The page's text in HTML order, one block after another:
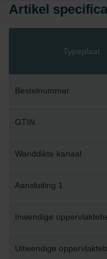
Artikel
Typeplaat
Bestelnummer
GTIN
Wanddikte kanaal
Aansluiting 1
Inwendige
Uitwendige